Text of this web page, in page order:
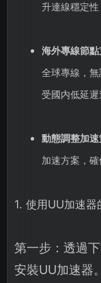
升連線穩定性
海外專線節
全球專線，
受國内低延遲
動態調整加
加速方案，確
1. 使用UU加速器
第一步：透過
安裝UU加速器。